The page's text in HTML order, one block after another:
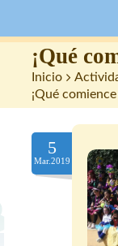
¡Qué
Inicio >
¡Qué
5
Mar.2019